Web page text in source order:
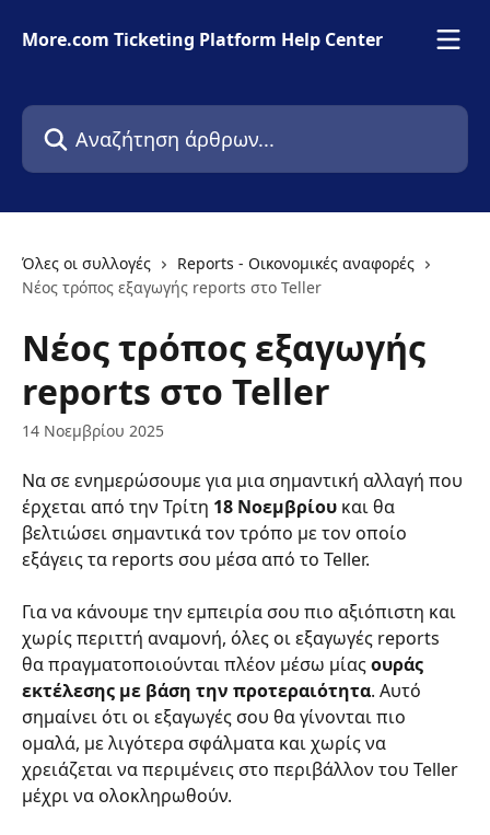
More.com Ticketing Platform Help Center
Αναζήτηση άρθρων...
Όλες οι συλλογές
Reports - Οικονομικές αναφορές
Νέος τρόπος εξαγωγής reports στο Teller
Νέος τρόπος εξαγωγής
reports στο Teller
14 Νοεμβρίου 2025
Να σε ενημερώσουμε για μια σημαντική αλλαγή που
έρχεται από την Τρίτη 18 Νοεμβρίου και θα
βελτιώσει σημαντικά τον τρόπο με τον οποίο
εξάγεις τα reports σου μέσα από το Teller.
Για να κάνουμε την εμπειρία σου πιο αξιόπιστη και
χωρίς περιττή αναμονή, όλες οι εξαγωγές reports
θα πραγματοποιούνται πλέον μέσω μίας ουράς
εκτέλεσης με βάση την προτεραιότητα. Αυτό
σημαίνει ότι οι εξαγωγές σου θα γίνονται πιο
ομαλά, με λιγότερα σφάλματα και χωρίς να
χρειάζεται να περιμένεις στο περιβάλλον του Teller
μέχρι να ολοκληρωθούν.